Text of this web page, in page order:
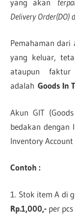
yang akan
Delivery Order(DO)
Pemahaman
yang keluar,
ataupun
adalahGoods In
Akun GIT
bedakan dengan
Inventory
Contoh :
1. Stok item A di
Rp.1,000,- per pcs